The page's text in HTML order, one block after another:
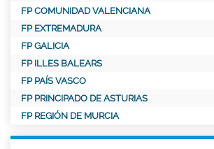
FP COMUNIDAD VALENCIANA
FP EXTREMADURA
FP GALICIA
FP ILLES BALEARS
FP PAÍS VASCO
FP PRINCIPADO DE ASTURIAS
FP REGIÓN DE MURCIA